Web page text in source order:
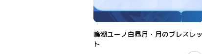
鳴潮ユーノ白昼月・月のブレスレッ
ト